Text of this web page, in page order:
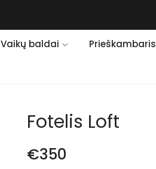
Vaikų baldai Prieškambaris
Fotelis Loft
€350